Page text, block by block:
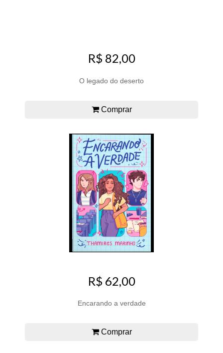
R$ 82,00
O legado do deserto
Comprar
R$ 62,00
Encarando a verdade
Comprar